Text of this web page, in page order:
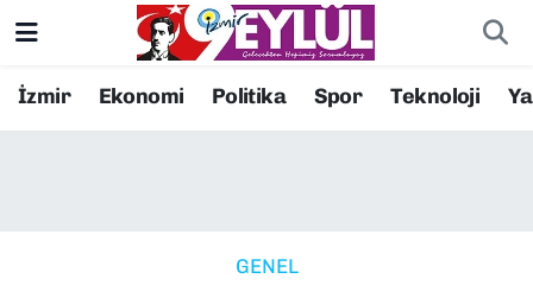
İzmir Ekonomi Politika Spor Teknoloji
GENEL
Resmi İlanlar
Konak Nöbetçi Eczaneler
Süper Lig Puan Durumu ve Fikstür